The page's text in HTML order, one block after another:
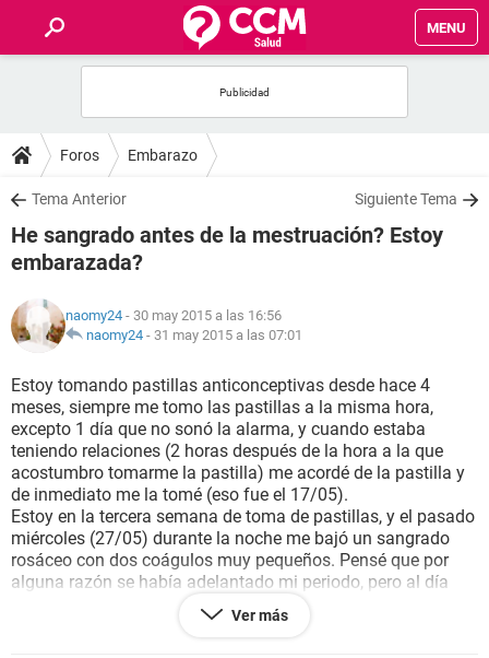
MENU
FOROS
SALUD
FAMILIA
NUTRICIÓN
SEXUALIDAD
GLOSARIO
Foros Embarazo
Tema Anterior Siguiente Tema
He sangrado antes de la mestruación? Estoy
embarazada?
naomy24 - 30 may 2015 a las 16:56
naomy24 - 31 may 2015 a las 07:01
Estoy tomando pastillas anticonceptivas desde hace 4
meses, siempre me tomo las pastillas a la misma hora,
excepto 1 día que no sonó la alarma, y cuando estaba
teniendo relaciones (2 horas después de la hora a la que
acostumbro tomarme la pastilla) me acordé de la pastilla y
de inmediato me la tomé (eso fue el 17/05).
Estoy en la tercera semana de toma de pastillas, y el pasado
miércoles (27/05) durante la noche me bajó un sangrado
rosáceo con dos coágulos muy pequeños. Pensé que por
alguna razón se había adelantado mi periodo, pero al día
siguiente no me bajó más.
Estoy preocupada, no sé si hacerme una prueba de
Ver más